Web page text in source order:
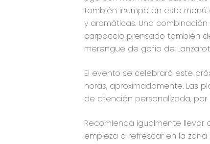
también irrumpe en este
y aromáticas. Una
carpaccio prensado también
merengue de gofio de
El evento se celebrará este
horas, aproximadamente. Las
de atención personalizada,
Recomienda igualmente
empieza a refrescar en la zona